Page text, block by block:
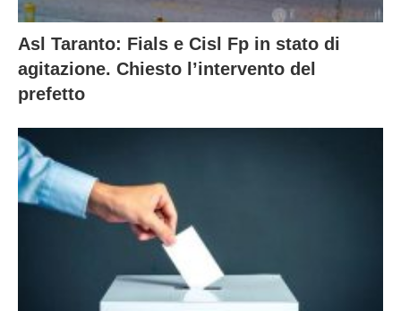
Asl Taranto: Fials e Cisl Fp in stato di
agitazione. Chiesto l’intervento del
prefetto